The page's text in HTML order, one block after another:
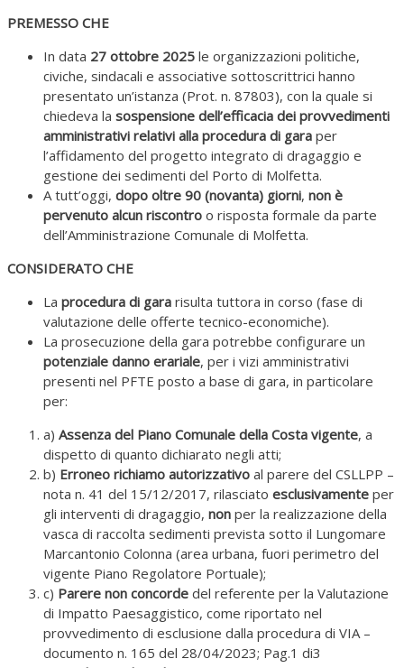
PREMESSO CHE
In data 27 ottobre 2025 le organizzazioni politiche,
civiche, sindacali e associative sottoscrittrici hanno
presentato un’istanza (Prot. n. 87803), con la quale si
chiedeva la sospensione dell’efficacia dei provvedimenti
amministrativi relativi alla procedura di gara per
l’affidamento del progetto integrato di dragaggio e
gestione dei sedimenti del Porto di Molfetta.
A tutt’oggi, dopo oltre 90 (novanta) giorni, non è
pervenuto alcun riscontro o risposta formale da parte
dell’Amministrazione Comunale di Molfetta.
CONSIDERATO CHE
La procedura di gara risulta tuttora in corso (fase di
valutazione delle offerte tecnico-economiche).
La prosecuzione della gara potrebbe configurare un
potenziale danno erariale, per i vizi amministrativi
presenti nel PFTE posto a base di gara, in particolare
per:
a) Assenza del Piano Comunale della Costa vigente, a
dispetto di quanto dichiarato negli atti;
b) Erroneo richiamo autorizzativo al parere del CSLLPP –
nota n. 41 del 15/12/2017, rilasciato esclusivamente per
gli interventi di dragaggio, non per la realizzazione della
vasca di raccolta sedimenti prevista sotto il Lungomare
Marcantonio Colonna (area urbana, fuori perimetro del
vigente Piano Regolatore Portuale);
c) Parere non concorde del referente per la Valutazione
di Impatto Paesaggistico, come riportato nel
provvedimento di esclusione dalla procedura di VIA –
documento n. 165 del 28/04/2023; Pag.1 di3